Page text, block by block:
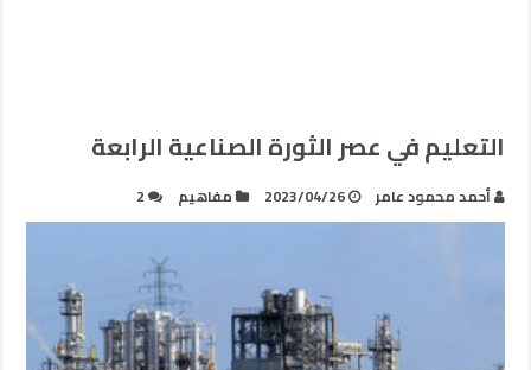
التعليم في عصر الثورة الصناعية الرابعة
أحمد محمود عامر 2023/04/26 مفاهيم 2